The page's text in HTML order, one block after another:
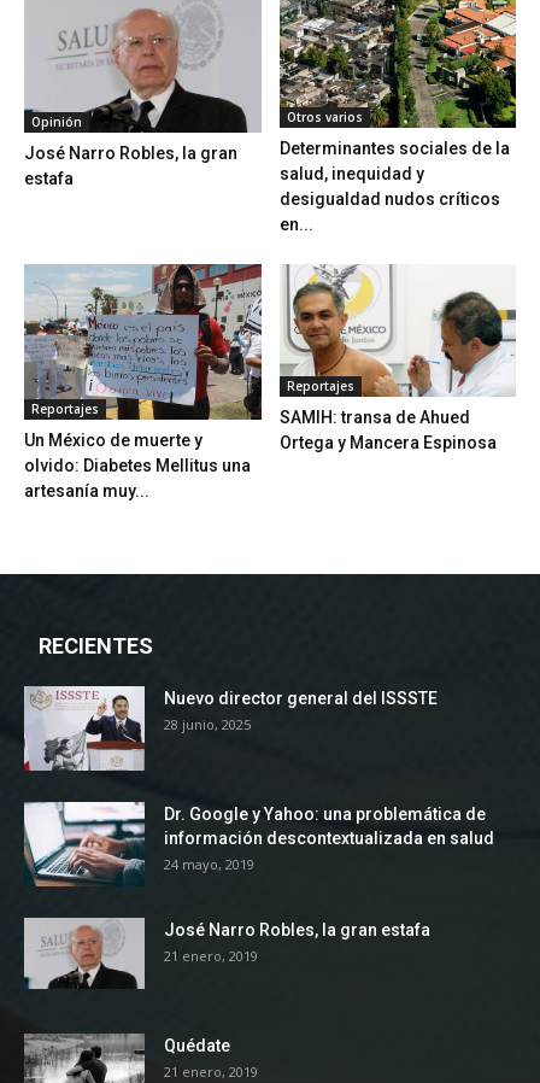
Opinión
José Narro Robles, la gran
estafa
Otros varios
Determinantes sociales de la
salud, inequidad y
desigualdad nudos críticos
en...
Reportajes
Un México de muerte y
olvido: Diabetes Mellitus una
artesanía muy...
Reportajes
SAMIH: transa de Ahued
Ortega y Mancera Espinosa
RECIENTES
Nuevo director general del ISSSTE
28 junio, 2025
Dr. Google y Yahoo: una problemática de
información descontextualizada en salud
24 mayo, 2019
José Narro Robles, la gran estafa
21 enero, 2019
Quédate
21 enero, 2019